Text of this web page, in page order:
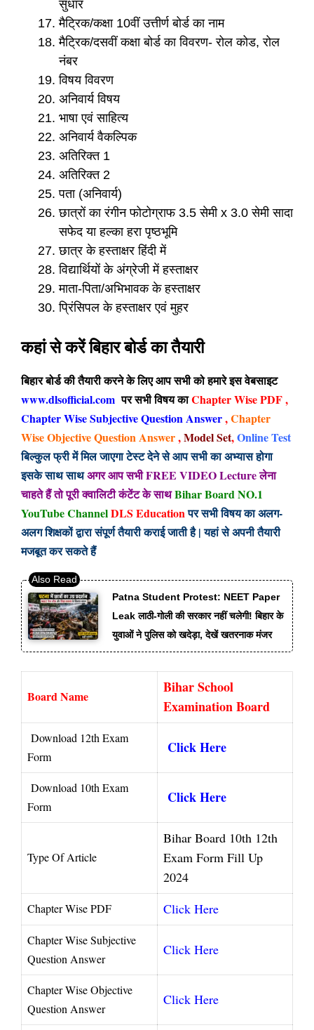
सुधार
मैट्रिक/कक्षा 10वीं उत्तीर्ण बोर्ड का नाम
मैट्रिक/दसवीं कक्षा बोर्ड का विवरण- रोल कोड, रोल
नंबर
विषय विवरण
अनिवार्य विषय
भाषा एवं साहित्य
अनिवार्य वैकल्पिक
अतिरिक्त 1
अतिरिक्त 2
पता (अनिवार्य)
छात्रों का रंगीन फोटोग्राफ 3.5 सेमी x 3.0 सेमी सादा
सफेद या हल्का हरा पृष्ठभूमि
छात्र के हस्ताक्षर हिंदी में
विद्यार्थियों के अंग्रेजी में हस्ताक्षर
माता-पिता/अभिभावक के हस्ताक्षर
प्रिंसिपल के हस्ताक्षर एवं मुहर
कहां से करें बिहार बोर्ड का तैयारी
बिहार बोर्ड की तैयारी करने के लिए आप सभी को हमारे इस वेबसाइट
www.dlsofficial.com पर सभी विषय काChapter Wise PDF ,
Chapter Wise Subjective QuestionAnswer,Chapter
Wise ObjectiveQuestion Answer,Model Set,Online Test
बिल्कुल फ्री में मिल जाएगा टेस्ट देने से आप सभी का अभ्यास होगा
इसके साथ साथअगर आप सभी FREE VIDEO Lecture लेना
चाहते हैं तो पूरी क्वालिटी कंटेंट के साथBihar Board NO.1
YouTube ChannelDLS Educationपर सभी विषय का अलग-
अलग शिक्षकों द्वारा संपूर्ण तैयारी कराई जाती है | यहां से अपनी तैयारी
मजबूत कर सकते हैं
Patna Student Protest: NEET Paper
Leak लाठी-गोली की सरकार नहीं चलेगी! बिहार के
युवाओं ने पुलिस को खदेड़ा, देखें खतरनाक मंजर
Board Name
Bihar School
Examination Board
Download 12th Exam
Form
Click Here
Download 10th Exam
Form
Click Here
Type Of Article
Bihar Board 10th 12th
Exam Form Fill Up
2024
Chapter Wise PDF Click Here
Chapter Wise Subjective
Question Answer
Click Here
Chapter Wise Objective
Question Answer
Click Here